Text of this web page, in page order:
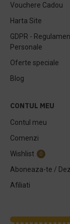
Vouchere Cadou
Harta Site
GDPR -
Personale
Oferte speciale
Blog
CONTUL MEU
Contul meu
Comenzi
Wishlist
0
Aboneaza-te /
Afiliati